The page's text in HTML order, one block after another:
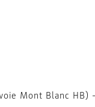
Mont Blanc HB)